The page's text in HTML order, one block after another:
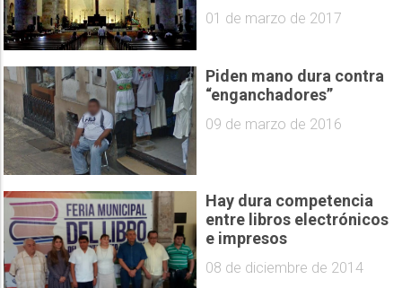
01 de marzo de 2017
Piden mano dura contra
“enganchadores”
09 de marzo de 2016
Hay dura competencia
entre libros electrónicos
e impresos
08 de diciembre de 2014